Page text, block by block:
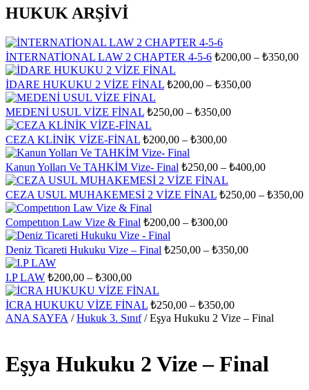
HUKUK ARŞİVİ
İNTERNATİONAL LAW 2 CHAPTER 4-5-6 ₺200,00 – ₺350,00
İDARE HUKUKU 2 VİZE FİNAL ₺200,00 – ₺350,00Fiyat
MEDENİ USUL VİZE FİNAL ₺250,00 – ₺350,00Fiyat
₺350,00
CEZA KLİNİK VİZE-FİNAL ₺200,00 – ₺300,00Fiyat
₺200,00
₺300,00
Kanun Yolları Ve TAHKİM Vize- Final ₺250,00 – ₺400,00Fiyat
₺250,00
CEZA USUL MUHAKEMESİ 2 VİZE FİNAL ₺250,00 – ₺350,00
Competıtıon Law Vize & Final ₺200,00 – ₺300,00Fiyat
₺200,00
Deniz Ticareti Hukuku Vize – Final ₺250,00 – ₺350,00Fiyat
I.P LAW ₺200,00 – ₺300,00Fiyat
aralığı:
₺200,00
-
İCRA HUKUKU VİZE FİNAL ₺250,00 – ₺350,00Fiyat
aralığı:
₺350,00
ANA SAYFA /Hukuk 3. Sınıf/ Eşya Hukuku 2 Vize – Final
Eşya Hukuku 2 Vize – Final